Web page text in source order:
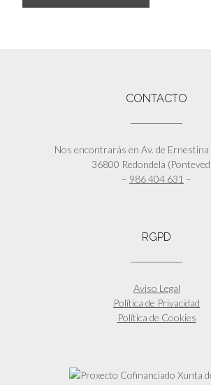
CONTACTO
Nos encontrarás en Av. de
36800 Redondela
– 986 404 631 –
RGPD
Aviso Legal
Política de Privacidad
Política de Cookies